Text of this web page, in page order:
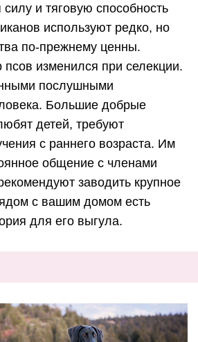
и тяговую способность
используют редко, но
по-прежнему ценны.
псов изменился при селекции.
послушными
Большие добрые
детей, требуют
с раннего возраста. Им
общение с членами
заводить крупное
с вашим домом есть
для его выгула.